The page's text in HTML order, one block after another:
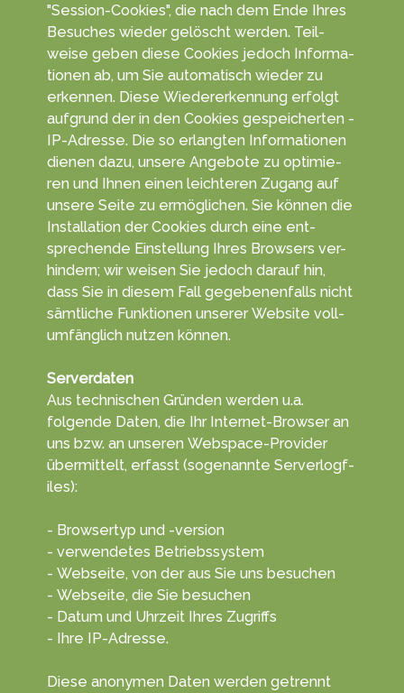
"Session-Cookies", die nach dem Ende Ihres
Be­suches wie­der ge­löscht wer­den. Teil­
weise geben diese Coo­kies jedoch In­forma­
tionen ab, um Sie auto­matisch wieder zu
erkennen. Diese Wieder­erken­nung er­folgt
auf­grund der in den Cookies ge­speicher­ten ­
IP-Adresse. Die so er­langten Infor­matio­nen
die­nen da­zu, unsere An­gebo­te zu opti­mie­
ren und Ihnen einen leich­teren Zu­gang auf
unsere Sei­te zu ermög­lichen. Sie kön­nen die
In­stal­la­tion der Cookies durch eine ent­
sprechen­de Ein­stel­lung Ihres Browsers ver­
hindern; wir wei­sen Sie je­doch da­rauf hin,
dass Sie in diesem Fall ge­ge­benen­falls nicht
sämt­liche Funk­tionen unserer Web­site voll­
umfäng­lich nut­zen kön­nen.
Serverdaten
Aus tech­nischen Gründ­en werden u.a.
folgende Da­ten, die Ihr Inter­net-Browser an
uns bzw. an unseren Web­space-Provider
übe­rmittelt, erf­asst (soge­nannte Serve­rlogf­
iles):
- Browsertyp und -version
- verwendetes Betriebssystem
- Webseite, von der aus Sie uns besuchen
- Webseite, die Sie besuchen
- Datum und Uhrzeit Ihres Zugriffs
- Ihre IP-Adresse.
Diese anonymen Daten wer­den getrennt